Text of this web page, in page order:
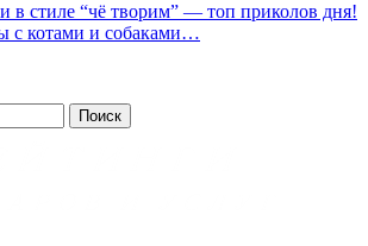
в стиле “чё творим” — топ приколов дня!
с котами и собаками…